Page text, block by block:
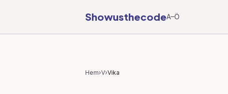
ShowusthecodeA–Ö
Hem›V›Vika